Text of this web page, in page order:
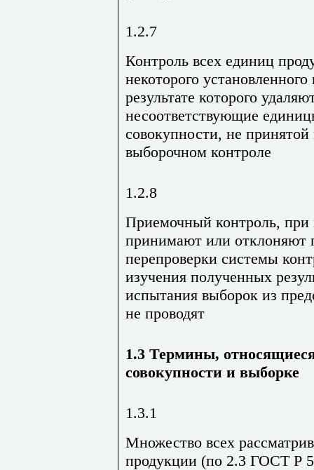
1.2.7
Контроль всех единиц
некоторого
результате которого
несоответствующие
совокупности, не
выборочном контроле
1.2.8
Приемочный контроль, при
принимают или отклоняют
перепроверки системы
изучения полученных
испытания выборок из
не проводят
1.3 Термины,
совокупности и выборке
1.3.1
Множество всех
продукции (по 2.3 ГОСТ Р